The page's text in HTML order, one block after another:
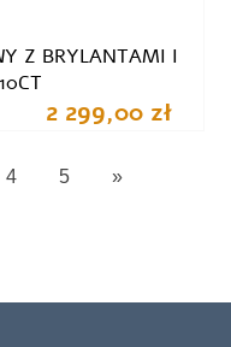
Z BRYLANTAMI I
2 299,00 zł
4 5 »